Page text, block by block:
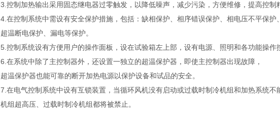
3.控制加热输出采用固态继电器过零触发，以降低噪声，减少污染，方便维修，提高控制
4.在控制系统中需设有安全保护措施，包括：缺相保护、相序错误保护、相电压不平保护
超温断电保护、漏电等保护。
5.控制系统设有方便用户的操作面板，设在试验箱左上部，设有电源、照明和各功能操作
6.在系统中除了主控制器外，还设置一独立的超温保护器，即使主控制器出现故障，
超温保护器也能可靠的断开加热电源以保护设备和试品的安全。
7.在电气控制系统中设有互锁装置，当循环风机没有启动或过载时制冷机组和加热系统不
机组超高压、过载时制冷机组都将被禁止。